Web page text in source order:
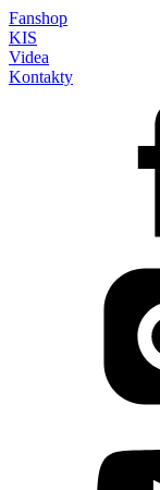
Fanshop
KIS
Videa
Kontakty